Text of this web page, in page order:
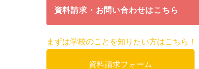
資料請求・お問い合わせはこちら
まずは学校のことを知りたい方はこちら！
資料請求フォーム